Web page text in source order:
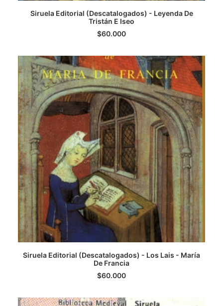
AGREGAR AL CARRITO
Siruela Editorial (Descatalogados) - Leyenda De
Tristán E Iseo
$60.000
AGREGAR AL CARRITO
Siruela Editorial (Descatalogados) - Los Lais - María
De Francia
$60.000